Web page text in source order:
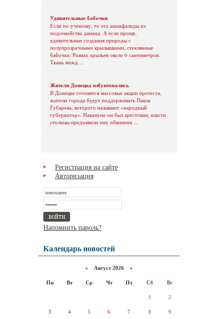
Удивительные бабочки
Если по-ученому, то это анимфалиды из
подсемейства данаид. А если проще,
удивительные создания природы с
полупрозрачными крылышками, стеклянные
бабочки. Размах крыльев около 6 сантиметров.
Ткань межд ...
Жители Донецка взбунтовались
В Донецке готовятся массовые акции протеста,
жители города будут поддерживать Павла
Губарева, которого называют «народный
губернатор». Накануне он был арестован, власти
столицы предъявили ему обвинени ...
Регистрация на сайте
Авторизация
Напомнить пароль?
Календарь новостей
« Август 2026 »
Пн Вт Ср Чт Пт Сб Вс
1 2
3 4 5 6 7 8 9